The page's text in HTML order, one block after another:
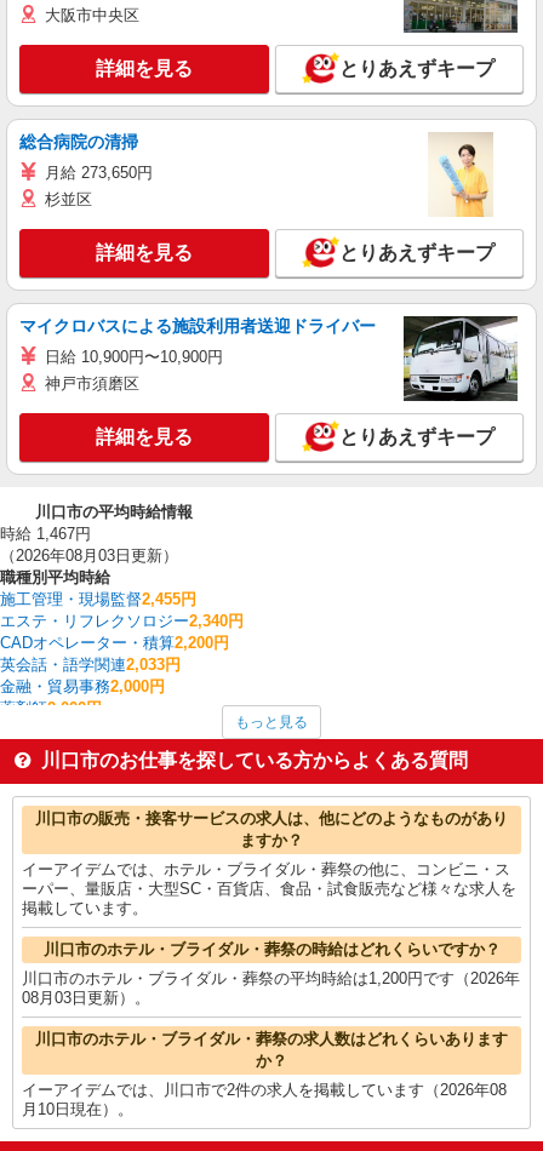
大阪市中央区
詳細を見る とりあえずキープ
総合病院の清掃
月給 273,650円
杉並区
詳細を見る とりあえずキープ
マイクロバスによる施設利用者送迎ドライバー
日給 10,900円〜10,900円
神戸市須磨区
詳細を見る とりあえずキープ
川口市の平均時給情報
時給 1,467円
（2026年08月03日更新）
職種別平均時給
施工管理・現場監督2,455円
エステ・リフレクソロジー2,340円
CADオペレーター・積算2,200円
英会話・語学関連2,033円
金融・貿易事務2,000円
薬剤師2,000円
その他IT・クリエイティブ1,850円
塾講師・家庭教師1,816円
建物管理・設備管理・マンション管理員1,800円
川口市の他の職種の平均時給を見る
もっと見る
川口市のお仕事を探している方からよくある質問
川口市の販売・接客サービスの求人は、他にどのようなものがあり
ますか？
イーアイデムでは、ホテル・ブライダル・葬祭の他に、コンビニ・ス
ーパー、量販店・大型SC・百貨店、食品・試食販売など様々な求人を
掲載しています。
川口市のホテル・ブライダル・葬祭の時給はどれくらいですか？
川口市のホテル・ブライダル・葬祭の平均時給は1,200円です（2026年
08月03日更新）。
川口市のホテル・ブライダル・葬祭の求人数はどれくらいあります
か？
イーアイデムでは、川口市で2件の求人を掲載しています（2026年08
月10日現在）。